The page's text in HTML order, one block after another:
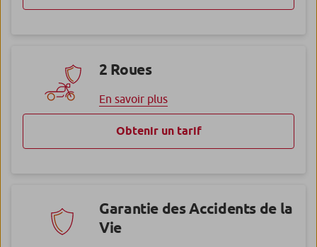
2 Roues
En savoir plus
Obtenir un tarif
Garantie des Accidents de la
Vie